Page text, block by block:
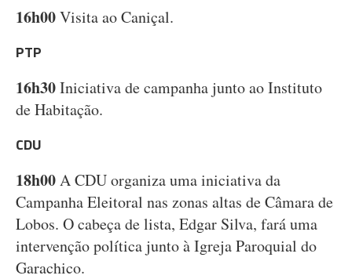
16h00Visita ao Caniçal.
PTP
16h30Iniciativa de campanha junto ao Instituto
de Habitação.
CDU
18h00A CDU organiza uma iniciativa da
Campanha Eleitoral nas zonas altas de Câmara de
Lobos. O cabeça de lista, Edgar Silva, fará uma
intervenção política junto à Igreja Paroquial do
Garachico.